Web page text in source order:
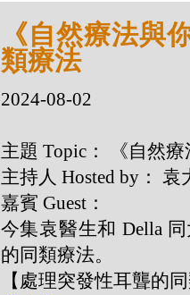
《自然療法與
類療法
2024-08-02
主題 Topic： 《自然
主持人 Hosted by：
嘉賓 Guest：
今集袁醫生和 Della 同
的同類療法。
【處理突發性耳聾的